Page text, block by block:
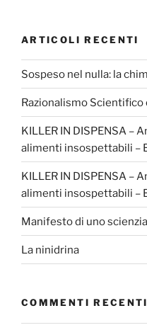
ARTICOLI RECENTI
Sospeso nel nulla: la
Razionalismo
KILLER IN DISPENSA –
alimenti insospettabili –
KILLER IN DISPENSA –
alimenti insospettabili –
Manifesto di uno
La ninidrina
COMMENTI RECENTI